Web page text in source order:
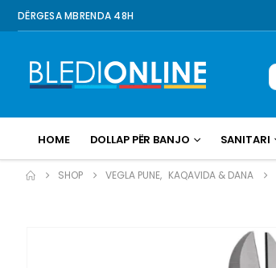
DËRGESA MBRENDA 48H
HOME DOLLAP PËR BANJO SANITARI
SHOP VEGLA PUNE, KAQAVIDA & DANA